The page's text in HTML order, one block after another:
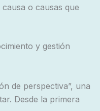
o causas que
y gestión
de perspectiva”, una
Desde la primera